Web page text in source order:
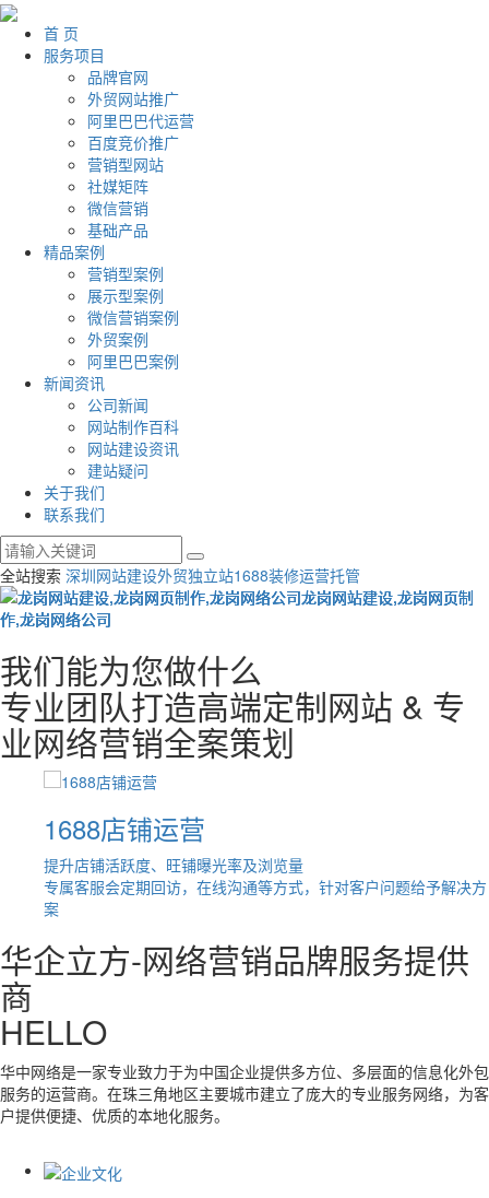
首 页
服务项目
品牌官网
外贸网站推广
阿里巴巴代运营
百度竞价推广
营销型网站
社媒矩阵
微信营销
基础产品
精品案例
营销型案例
展示型案例
微信营销案例
外贸案例
阿里巴巴案例
新闻资讯
公司新闻
网站制作百科
网站建设资讯
建站疑问
关于我们
联系我们
全站搜索 深圳网站建设外贸独立站1688装修运营托管
我们能为您做什么
专业团队打造高端定制网站 & 专
业网络营销全案策划
1688店铺运营
提升店铺活跃度、旺铺曝光率及浏览量
专属客服会定期回访，在线沟通等方式，针对客户问题给予解决方
案
华企立方-网络营销品牌服务提供
商
HELLO
华中网络是一家专业致力于为中国企业提供多方位、多层面的信息化外包
服务的运营商。在珠三角地区主要城市建立了庞大的专业服务网络，为客
户提供便捷、优质的本地化服务。